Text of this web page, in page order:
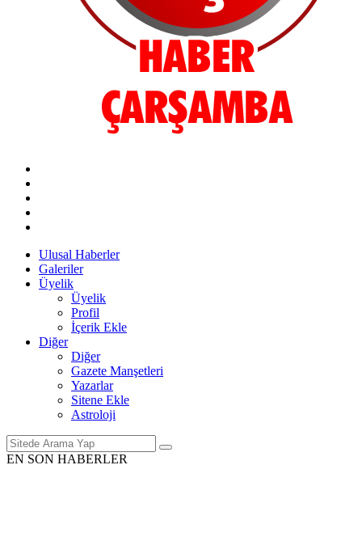
Ulusal Haberler
Galeriler
Üyelik
Üyelik
Profil
İçerik Ekle
Diğer
Diğer
Gazete Manşetleri
Yazarlar
Sitene Ekle
Astroloji
EN SON HABERLER